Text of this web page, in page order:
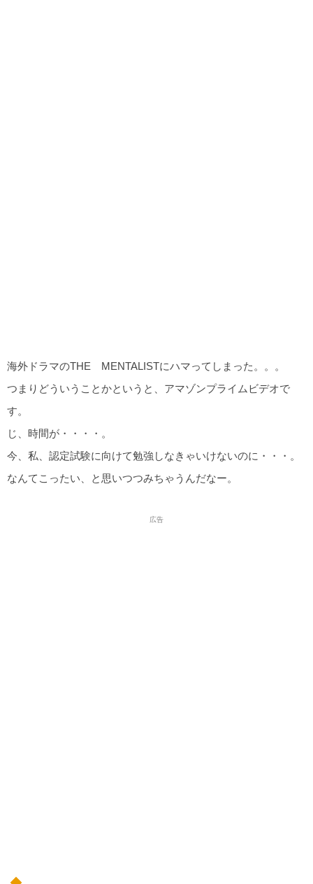
海外ドラマのTHE MENTALISTにハマってしまった。。。
つまりどういうことかというと、アマゾンプライムビデオで
す。
じ、時間が・・・・。
今、私、認定試験に向けて勉強しなきゃいけないのに・・・。
なんてこったい、と思いつつみちゃうんだなー。
広告